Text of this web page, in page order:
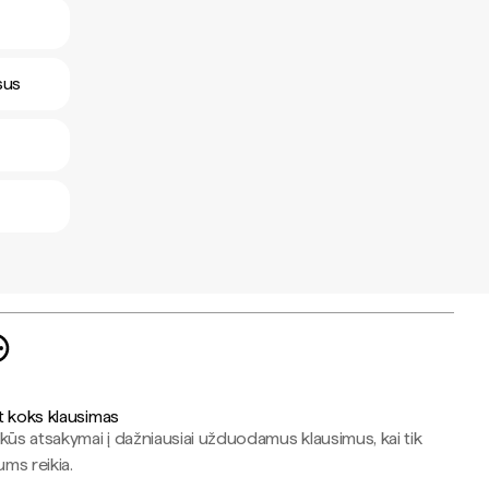
koks klausimas
atsakymai į dažniausiai užduodamus klausimus, kai tik
reikia.